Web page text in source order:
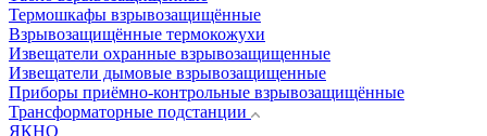
Термошкафы взрывозащищённые
Взрывозащищённые термокожухи
Извещатели охранные взрывозащищенные
Извещатели дымовые взрывозащищенные
Приборы приёмно-контрольные взрывозащищённые
Трансформаторные подстанции
ЯКНО